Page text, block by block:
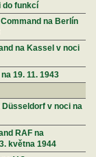
do funkcí
na Berlín
na Kassel v noci
19. 11. 1943
v noci na
RAF na
května 1944